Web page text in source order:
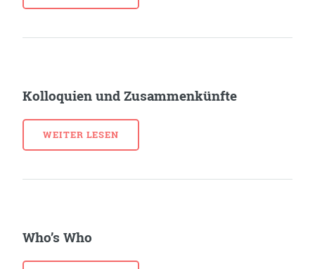
Kolloquien und Zusammenkünfte
WEITER LESEN
Who’s Who